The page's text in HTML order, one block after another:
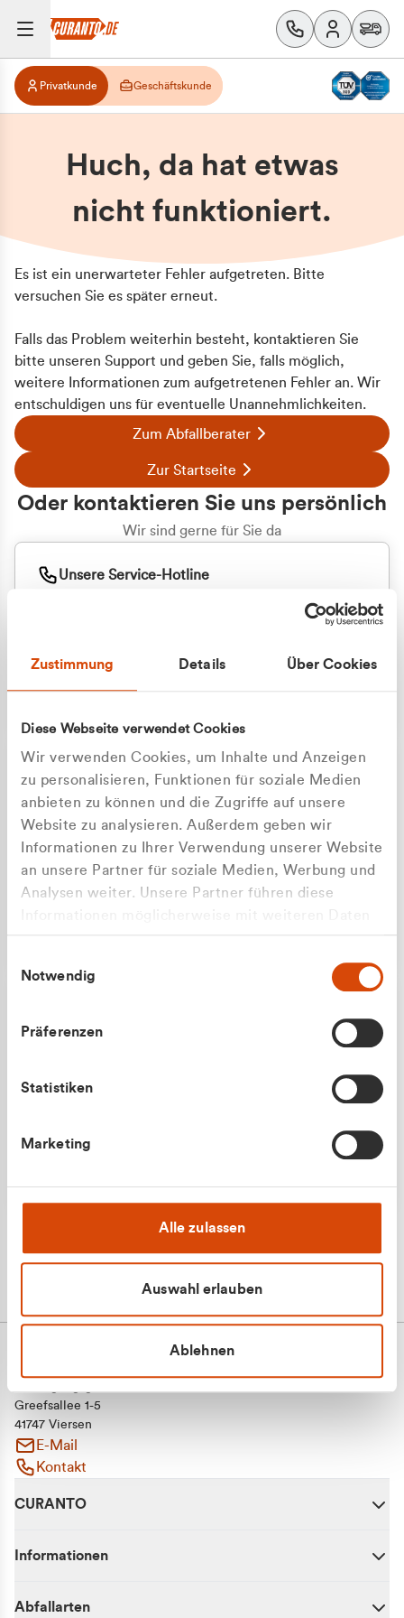
Zustimmung Details Über Cookies
Diese Webseite verwendet Cookies
Wir verwenden Cookies, um Inhalte und Anzeigen
zu personalisieren, Funktionen für soziale Medien
anbieten zu können und die Zugriffe auf unsere
Website zu analysieren. Außerdem geben wir
Informationen zu Ihrer Verwendung unserer Website
an unsere Partner für soziale Medien, Werbung und
Analysen weiter. Unsere Partner führen diese
gesammelt haben.
Notwendig
Präferenzen
Statistiken
Marketing
Alle zulassen
Auswahl erlauben
Ablehnen
Privatkunde Geschäftskunde
Huch, da hat etwas
nicht funktioniert.
Es ist ein unerwarteter Fehler aufgetreten. Bitte
versuchen Sie es später erneut.
Falls das Problem weiterhin besteht, kontaktieren Sie
bitte unseren Support und geben Sie, falls möglich,
weitere Informationen zum aufgetretenen Fehler an. Wir
entschuldigen uns für eventuelle Unannehmlichkeiten.
Zum Abfallberater
Zur Startseite
Oder kontaktieren Sie uns persönlich
Wir sind gerne für Sie da
Unsere Service-Hotline
+49 177 8376058
Apilash Balanesan
Greefsallee 1-5
41747 Viersen
E-Mail
Kontakt
CURANTO
Informationen
Abfallarten